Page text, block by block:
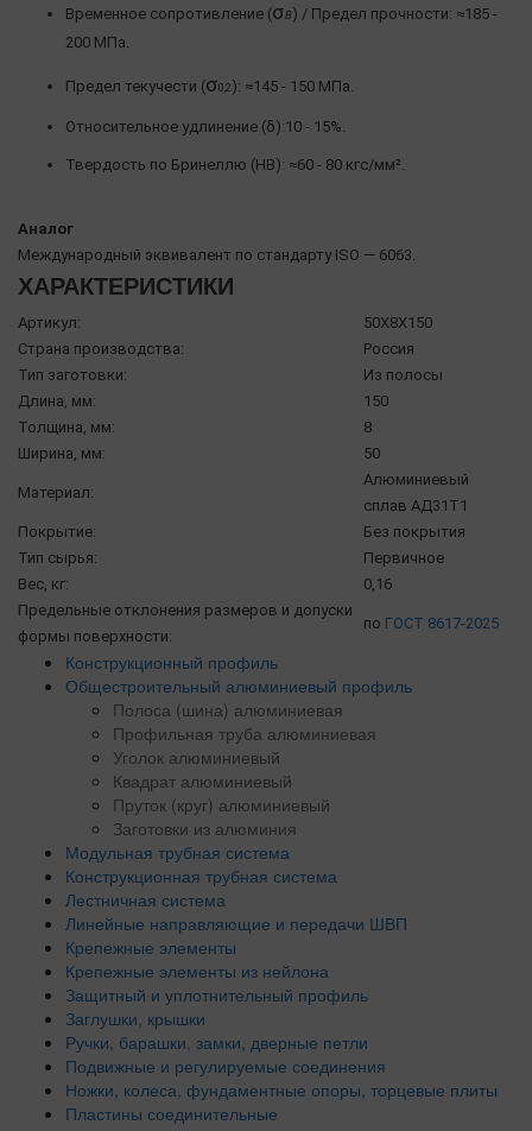
Временное сопротивление (σΒ) / Предел прочности: ≈185 -
200 МПа.
Предел текучести (σ0,2): ≈145 - 150 МПа.
Относительное удлинение (δ):10 - 15%.
Твердость по Бринеллю (HB): ≈60 - 80 кгс/мм².
Аналог
Международный эквивалент по стандарту ISO — 6063.
ХАРАКТЕРИСТИКИ
Артикул:
50X8X150
Страна производства:
Россия
Тип заготовки:
Из полосы
Длина, мм:
150
Толщина, мм:
8
Ширина, мм:
50
Материал:
Алюминиевый
сплав АД31Т1
Покрытие:
Без покрытия
Тип сырья:
Первичное
Вес, кг:
0,16
Предельные отклонения размеров и допуски
формы поверхности:
по ГОСТ 8617-2025
Конструкционный профиль
Общестроительный алюминиевый профиль
Полоса (шина) алюминиевая
Профильная труба алюминиевая
Уголок алюминиевый
Квадрат алюминиевый
Пруток (круг) алюминиевый
Заготовки из алюминия
Модульная трубная система
Конструкционная трубная система
Лестничная система
Линейные направляющие и передачи ШВП
Крепежные элементы
Крепежные элементы из нейлона
Защитный и уплотнительный профиль
Заглушки, крышки
Ручки, барашки, замки, дверные петли
Подвижные и регулируемые соединения
Ножки, колеса, фундаментные опоры, торцевые плиты
Пластины соединительные